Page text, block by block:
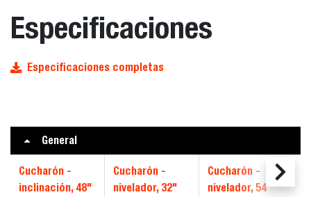
Especificaciones
Especificaciones completas
General
Cucharón -
inclinación, 48"
Cucharón -
nivelador, 32"
Cucharón -
nivelador, 54"